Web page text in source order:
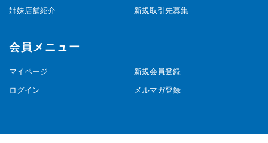
姉妹店舗紹介 新規取引先募集
会員メニュー
マイページ 新規会員登録
ログイン メルマガ登録